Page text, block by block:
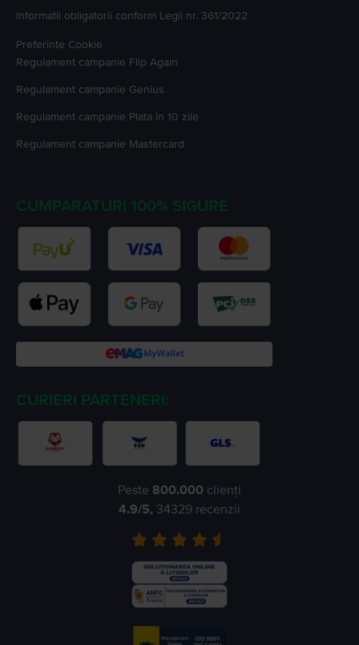
Informatii obligatorii conform Legii nr. 361/2022
Preferinte Cookie
Regulament campanie Flip Again
Regulament campanie Genius
Regulament campanie Plata în 10 zile
Regulament campanie Mastercard
CUMPARATURI 100% SIGURE
CURIERI PARTENERI:
Peste 800.000 clienți
4.9/5, 34329 recenzii